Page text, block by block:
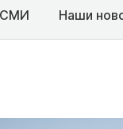
Наши